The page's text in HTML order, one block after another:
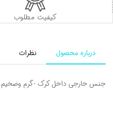
کیفیت مطلوب
درباره محصول نظرات
جنس خارجی داخل کرک -گرم وضخیم